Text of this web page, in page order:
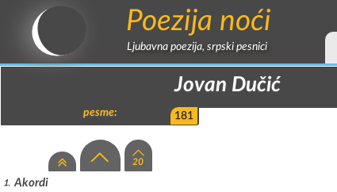
Poezija noći
Jovan Dučić
pesme: 181
1 Akordi
Ljubavna poezija, srpski pesnici